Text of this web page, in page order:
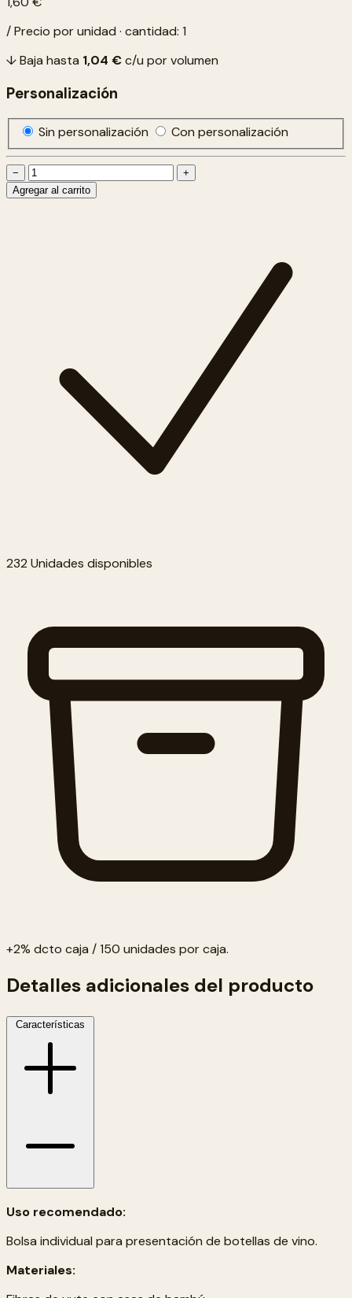
/ Precio por unidad · cantidad: 1
↓ Baja hasta 1,04 €c/u por volumen
Personalización
Sin personalización Con personalización
−
+
Agregar al carrito
232 Unidades disponibles
+2% dcto caja / 150 unidades por caja.
Detalles adicionales del producto
Características
Uso recomendado:
Bolsa individual para presentación de botellas de vino.
Materiales: